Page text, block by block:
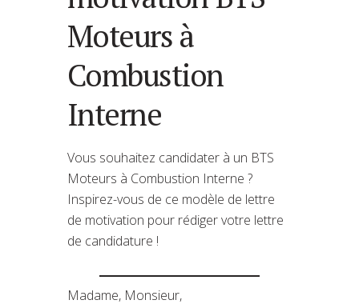
Moteurs à
Combustion
Interne
Vous souhaitez candidater à un BTS
Moteurs à Combustion Interne ?
Inspirez-vous de ce modèle de lettre
de motivation pour rédiger votre lettre
de candidature !
Madame, Monsieur,